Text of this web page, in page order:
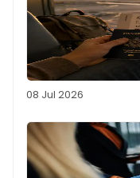
08 Jul 2026